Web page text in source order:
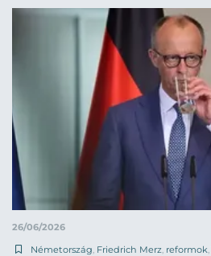
26/06/2026
Németország, Friedrich Merz, reformok,